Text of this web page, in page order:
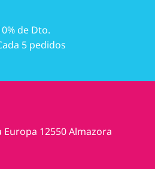
de Dto.
5 pedidos
Europa 12550 Almazora